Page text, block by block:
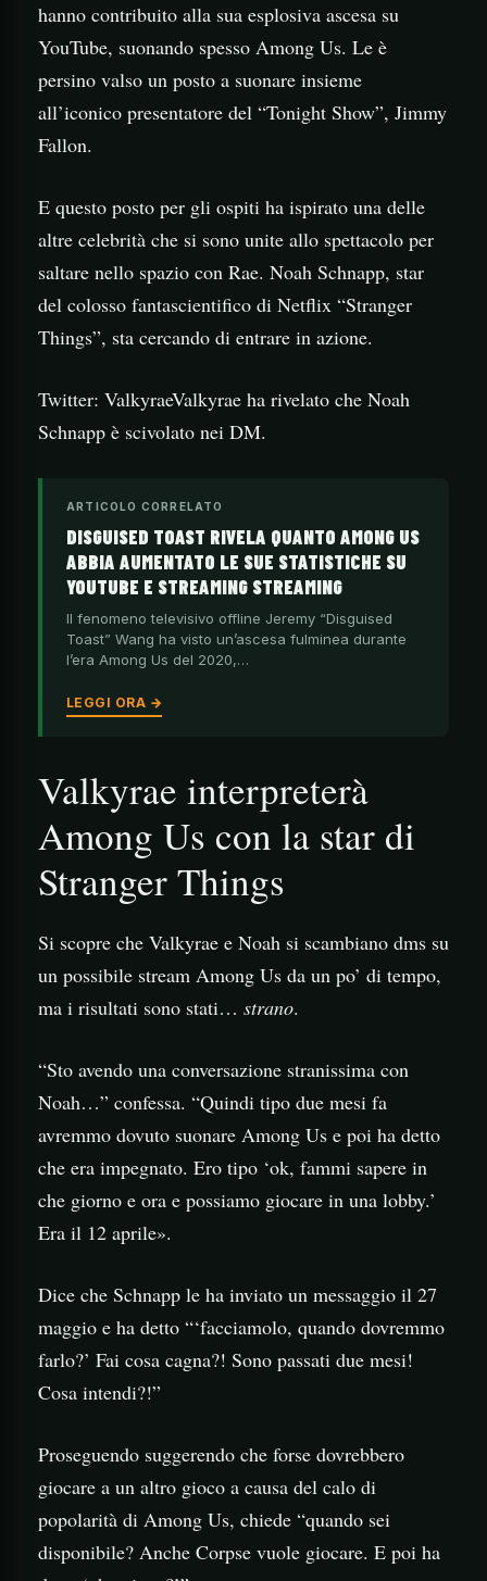
hanno contribuito alla sua esplosiva ascesa su
YouTube, suonando spesso Among Us. Le è
persino valso un posto a suonare insieme
all’iconico presentatore del “Tonight Show”, Jimmy
Fallon.
E questo posto per gli ospiti ha ispirato una delle
altre celebrità che si sono unite allo spettacolo per
saltare nello spazio con Rae. Noah Schnapp, star
del colosso fantascientifico di Netflix “Stranger
Things”, sta cercando di entrare in azione.
Twitter: ValkyraeValkyrae ha rivelato che Noah
Schnapp è scivolato nei DM.
ARTICOLO CORRELATO
DISGUISED TOAST RIVELA QUANTO AMONG US
ABBIA AUMENTATO LE SUE STATISTICHE SU
YOUTUBE E STREAMING STREAMING
Il fenomeno televisivo offline Jeremy “Disguised
Toast” Wang ha visto un’ascesa fulminea durante
l’era Among Us del 2020,…
LEGGI ORA →
Valkyrae interpreterà
Among Us con la star di
Stranger Things
Si scopre che Valkyrae e Noah si scambiano dms su
un possibile stream Among Us da un po’ di tempo,
ma i risultati sono stati… strano.
“Sto avendo una conversazione stranissima con
Noah…” confessa. “Quindi tipo due mesi fa
avremmo dovuto suonare Among Us e poi ha detto
che era impegnato. Ero tipo ‘ok, fammi sapere in
che giorno e ora e possiamo giocare in una lobby.’
Era il 12 aprile».
Dice che Schnapp le ha inviato un messaggio il 27
maggio e ha detto “‘facciamolo, quando dovremmo
farlo?’ Fai cosa cagna?! Sono passati due mesi!
Cosa intendi?!”
Proseguendo suggerendo che forse dovrebbero
giocare a un altro gioco a causa del calo di
popolarità di Among Us, chiede “quando sei
disponibile? Anche Corpse vuole giocare. E poi ha